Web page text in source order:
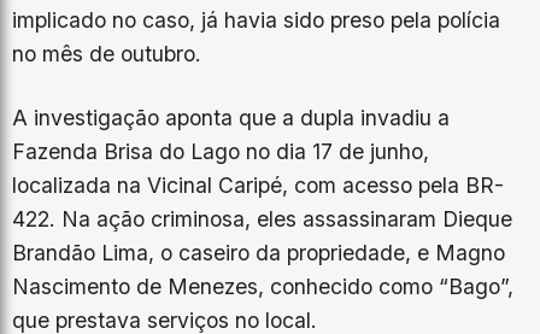
implicado no caso, já havia sido preso pela polícia
no mês de outubro.
​A investigação aponta que a dupla invadiu a
Fazenda Brisa do Lago no dia 17 de junho,
localizada na Vicinal Caripé, com acesso pela BR-
422. Na ação criminosa, eles assassinaram Dieque
Brandão Lima, o caseiro da propriedade, e Magno
Nascimento de Menezes, conhecido como “Bago”,
que prestava serviços no local.